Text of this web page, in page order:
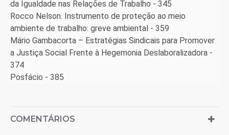
da Igualdade nas Relações de Trabalho - 345
Rocco Nelson. Instrumento de proteção ao meio
ambiente de trabalho: greve ambiental - 359
Mário Gambacorta – Estratégias Sindicais para Promover
a Justiça Social Frente à Hegemonia Deslaboralizadora -
374
Posfácio - 385
COMENTÁRIOS